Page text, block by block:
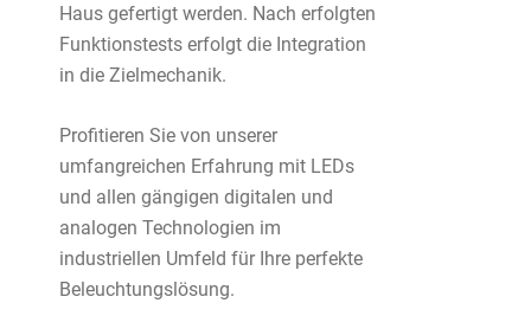
Haus gefertigt werden. Nach erfolgten
Funktionstests erfolgt die Integration
in die Zielmechanik.
Profitieren Sie von unserer
umfangreichen Erfahrung mit LEDs
und allen gängigen digitalen und
analogen Technologien im
industriellen Umfeld für Ihre perfekte
Beleuchtungslösung.